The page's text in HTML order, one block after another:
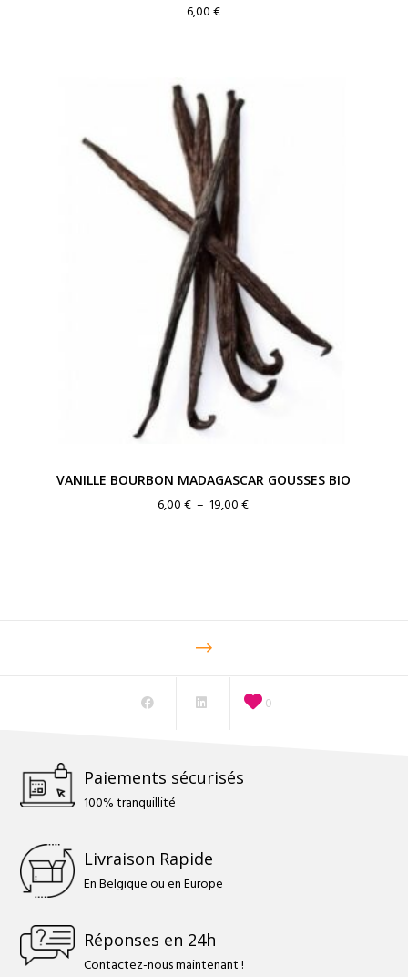
6,00€
VANILLE BOURBON MADAGASCAR GOUSSES BIO
6,00€ – 19,00€Plage
0
Paiements sécurisés
100% tranquillité
Livraison Rapide
En Belgique ou en Europe
Réponses en 24h
Contactez-nous maintenant !